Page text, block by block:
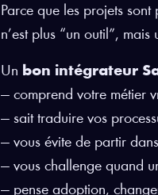
Parce que les projets
n’est plus “un outil”,
Un bon intégrateur
— comprend votre métier
— sait traduire vos
— vous évite de partir
— vous challenge quand
— pense adoption,